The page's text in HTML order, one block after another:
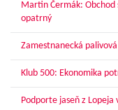
Martin Čermák:
opatrný
Zamestnanecká palivová
Klub 500: Ekonomika
Podporte jaseň z